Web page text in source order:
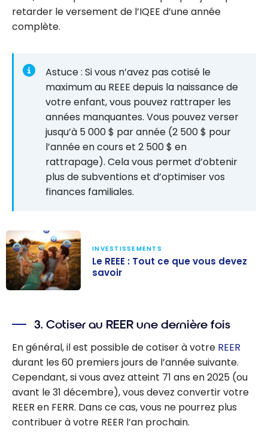
retarder le versement de l’IQEE d’une année
complète.
Astuce : Si vous n’avez pas cotisé le
maximum au REEE depuis la naissance de
votre enfant, vous pouvez rattraper les
années manquantes. Vous pouvez verser
jusqu’à 5 000 $ par année (2 500 $ pour
l’année en cours et 2 500 $ en
rattrapage). Cela vous permet d’obtenir
plus de subventions et d’optimiser vos
finances familiales.
devez savoir
INVESTISSEMENTS
Le REEE : Tout ce que vous devez
savoir
3. Cotiser au REER une dernière fois
En général, il est possible de cotiser à votre REER
durant les 60 premiers jours de l’année suivante.
Cependant, si vous avez atteint 71 ans en 2025 (ou
avant le 31 décembre), vous devez convertir votre
REER en FERR. Dans ce cas, vous ne pourrez plus
contribuer à votre REER l’an prochain.